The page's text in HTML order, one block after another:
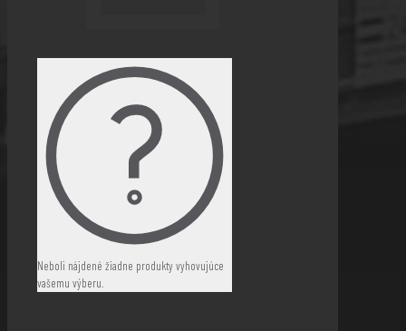
Neboli nájdené žiadne produkty vyhovujúce
vašemu výberu.